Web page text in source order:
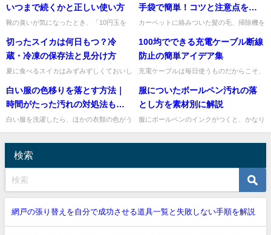
「もう捨てるしかないのかな」...
みごとの場面では、失礼がないよ...
いつまで続くかと正しい使い方
靴の臭いが気になったとき、「10円玉を
方も多いですよね。私も手軽にできる方法
として気になって調べたこと...
手袋で簡単！コツと注意点を解
説
カーペットに絡みついた髪の毛、掃除機を
ね。そんなときに役立つのが、身近なゴム
手袋を使った掃除方法です。私...
切ったスイカは何日もつ？冷
蔵・冷凍の保存法と見分け方
夏に食べるスイカはみずみずしくておいし
らい日持ちするの？」と迷いますよね。私
も食べ切れない分の保存方法...
100均でできる充電ケーブル断線
防止の簡単アイデア集
充電ケーブルは毎日使うものだからこそ、
り、被膜が裂けそうになっていたりします
よね。特にスマホの充電ケー...
白い服の色移りを落とす方法｜
時間がたった汚れの対処法も解
説
白い服を洗濯したら、ほかの衣類の色がう
色移りは目立ちやすく、落ち...
服についたボールペン汚れの落
とし方を素材別に解説
服にボールペンのインクがつくと、かなり
検索
網戸の張り替えを自分で成功させる道具一覧と失敗しない手順を解説